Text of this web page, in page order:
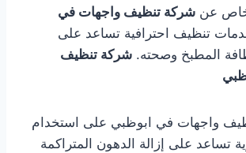
عن شركة تنظيف واجهات في
تنظيف احترافية تساعد على
المطبخ وصحته. شركة تنظيف
واجهات في ابوظبي على استخدام
تساعد على إزالة الدهون المتراكمة